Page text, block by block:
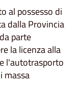
al possesso di
dalla Provincia
parte
la licenza alla
l'autotrasporto
massa